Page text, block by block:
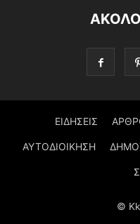
ΕΙΔΗΣΕΙΣ
ΑΥΤΟΔΙΟΙΚΗΣΗ
©